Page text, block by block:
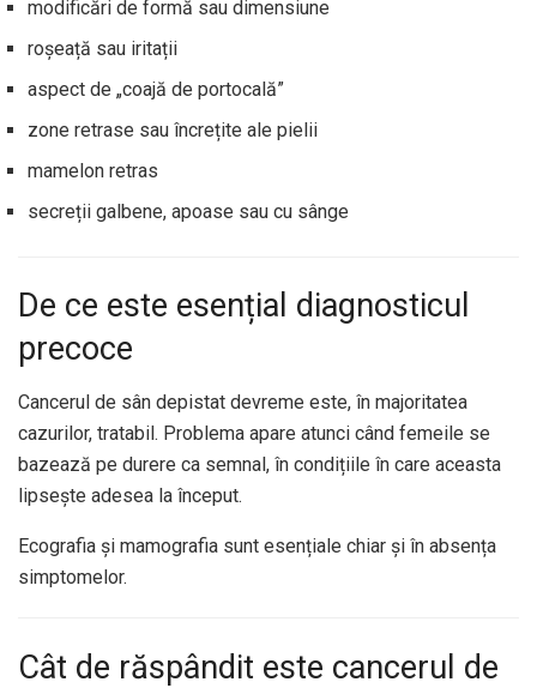
modificări de formă sau dimensiune
roșeață sau iritații
aspect de „coajă de portocală”
zone retrase sau încrețite ale pielii
mamelon retras
secreții galbene, apoase sau cu sânge
De ce este esențial diagnosticul
precoce
Cancerul de sân depistat devreme este, în majoritatea
cazurilor, tratabil. Problema apare atunci când femeile se
bazează pe durere ca semnal, în condițiile în care aceasta
lipsește adesea la început.
Ecografia și mamografia sunt esențiale chiar și în absența
simptomelor.
Cât de răspândit este cancerul de